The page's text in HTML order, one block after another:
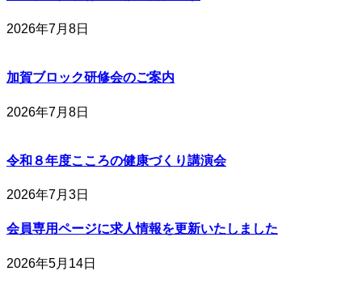
2026年7月8日
加賀ブロック研修会のご案内
2026年7月8日
令和８年度こころの健康づくり講演会
2026年7月3日
会員専用ページに求人情報を更新いたしました
2026年5月14日